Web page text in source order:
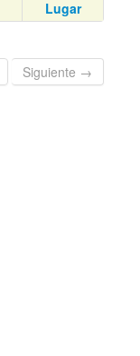
Lugar
Siguiente →